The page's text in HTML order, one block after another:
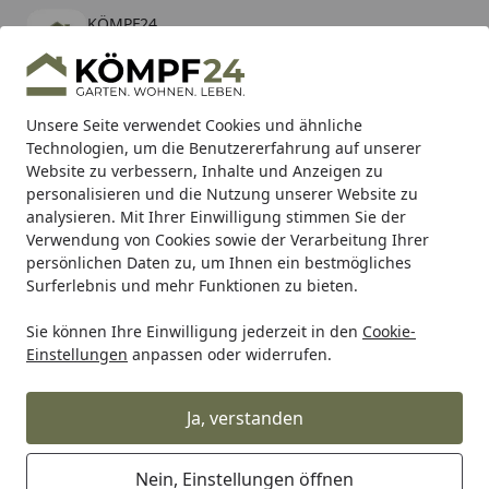
Unsere Seite verwendet Cookies und ähnliche
Technologien, um die Benutzererfahrung auf unserer
Website zu verbessern, Inhalte und Anzeigen zu
personalisieren und die Nutzung unserer Website zu
analysieren. Mit Ihrer Einwilligung stimmen Sie der
Verwendung von Cookies sowie der Verarbeitung Ihrer
persönlichen Daten zu, um Ihnen ein bestmögliches
Surferlebnis und mehr Funktionen zu bieten.
Sie können Ihre Einwilligung jederzeit in den Cookie-
Einstellungen anpassen oder widerrufen.
Ja, verstanden
Nein, Einstellungen öffnen
KÖMPF24
kostenlos - Im App Store
Hotline
Alle Produkte
Mein Konto
Suchen
Karibu Pools inkl. gratis Sandfilteranlage & Pool-
Starterset (Gesamtwert bis 468,99€)
Startseite
Vicma Vicma Blinker Vicma Blinker vorne rechts, hinten
Vicma Blinker vorne rechts, hinten